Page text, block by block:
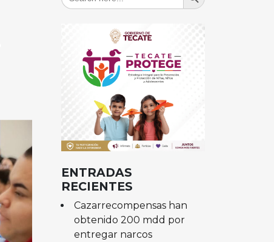
ENTRADAS
RECIENTES
Cazarrecompensas han
obtenido 200 mdd por
entregar narcos